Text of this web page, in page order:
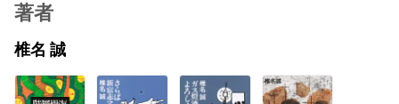
著者
椎名 誠